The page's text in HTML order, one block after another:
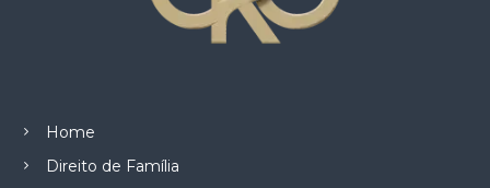
Home
Direito de Família